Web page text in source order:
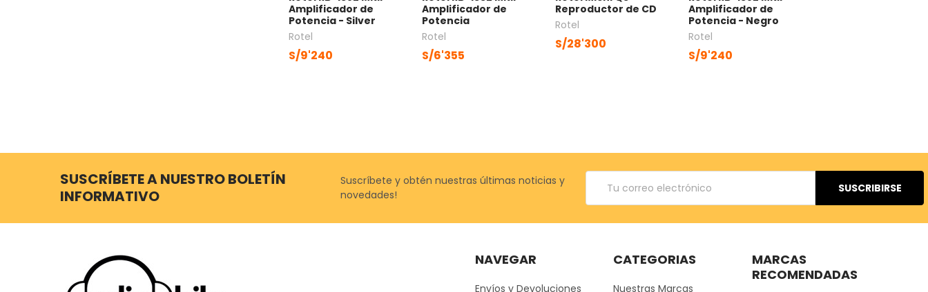
Amplificador de
Potencia - Silver
Rotel
S/9'240
Amplificador de
Potencia
Rotel
S/6'355
Reproductor de CD
Rotel
S/28'300
Amplificador de
Potencia - Negro
Rotel
S/9'240
SUSCRÍBETE A NUESTRO BOLETÍN
INFORMATIVO
Suscríbete y obtén nuestras últimas noticias y
novedades!
electrónico
NAVEGAR
Envíos y Devoluciones
CATEGORIAS
Nuestras Marcas
MARCAS
RECOMENDADAS